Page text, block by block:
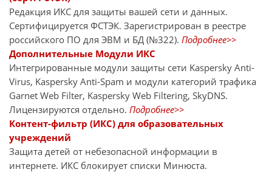
Редакция ИКС для защиты вашей сети и данных.
Сертифицируется ФСТЭК. Зарегистрирован в реестре
российского ПО для ЭВМ и БД (№322). Подробнее>>
Дополнительные Модули ИКС
Интегрированные модули защиты сети Kaspersky Anti-
Virus, Kaspersky Anti-Spam и модули категорий трафика
Garnet Web Filter, Kaspersky Web Filtering, SkyDNS.
Лицензируются отдельно. Подробнее>>
Контент-фильтр (ИКС) для образовательных
учреждений
Защита детей от небезопасной информации в
интернете. ИКС блокирует списки Минюста.